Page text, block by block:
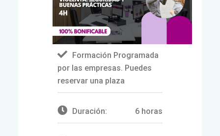
Formación Programada
por las empresas. Puedes
reservar una plaza
Duración: 6 horas